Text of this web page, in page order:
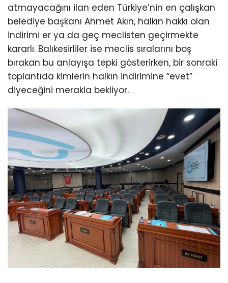
atmayacağını ilan eden Türkiye’nin en çalışkan
belediye başkanı Ahmet Akın, halkın hakkı olan
indirimi er ya da geç meclisten geçirmekte
kararlı. Balıkesirliler ise meclis sıralarını boş
bırakan bu anlayışa tepki gösterirken, bir sonraki
toplantıda kimlerin halkın indirimine “evet”
diyeceğini merakla bekliyor.